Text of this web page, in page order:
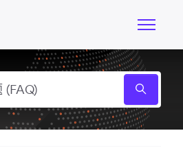
切换导